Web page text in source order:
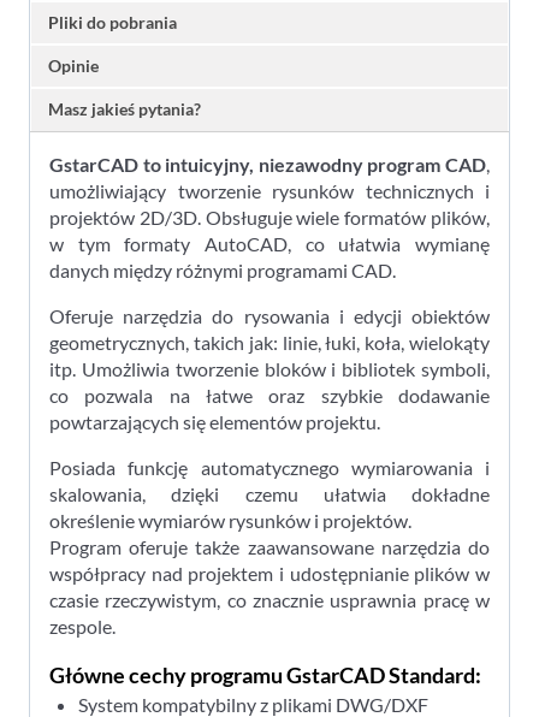
Pliki do pobrania
Opinie
Masz jakieś pytania?
GstarCAD to intuicyjny, niezawodny program CAD
umożliwiający tworzenie rysunków technicznych i
projektów 2D/3D. Obsługuje wiele formatów plików,
w tym formaty AutoCAD, co ułatwia wymianę
danych między różnymi programami CAD.
Oferuje narzędzia do rysowania i edycji obiektów
geometrycznych, takich jak: linie, łuki, koła, wielokąty
itp. Umożliwia tworzenie bloków i bibliotek symboli,
co pozwala na łatwe oraz szybkie dodawanie
powtarzających się elementów projektu.
Posiada funkcję automatycznego wymiarowania i
skalowania, dzięki czemu ułatwia dokładne
określenie wymiarów rysunków i projektów.
Program oferuje także zaawansowane narzędzia do
współpracy nad projektem i udostępnianie plików w
czasie rzeczywistym, co znacznie usprawnia pracę w
zespole.
Główne cechy programu GstarCAD Standard:
System kompatybilny z plikami DWG/DXF